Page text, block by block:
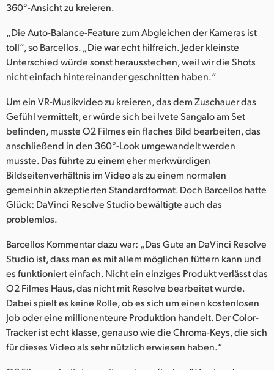
Spain
Sweden
Chinese Taipei
UAE
Ukraine
United Kingdom
United States
360°-Ansicht zu kreieren.
„Die Auto-Balance-Feature zum Abgleichen der Kameras ist
toll“, so Barcellos. „Die war echt hilfreich. Jeder kleinste
Unterschied würde sonst herausstechen, weil wir die Shots
nicht einfach hintereinander geschnitten haben.“
Um ein VR-Musikvideo zu kreieren, das dem Zuschauer das
Gefühl vermittelt, er würde sich bei Ivete Sangalo am Set
befinden, musste O2 Filmes ein flaches Bild bearbeiten, das
anschließend in den 360°-Look umgewandelt werden
musste. Das führte zu einem eher merkwürdigen
Bildseitenverhältnis im Video als zu einem normalen
gemeinhin akzeptierten Standardformat. Doch Barcellos hatte
Glück: DaVinci Resolve Studio bewältigte auch das
problemlos.
Barcellos Kommentar dazu war: „Das Gute an DaVinci Resolve
Studio ist, dass man es mit allem möglichen füttern kann und
es funktioniert einfach. Nicht ein einziges Produkt verlässt das
O2 Filmes Haus, das nicht mit Resolve bearbeitet wurde.
Dabei spielt es keine Rolle, ob es sich um einen kostenlosen
Job oder eine millionenteure Produktion handelt. Der Color-
Tracker ist echt klasse, genauso wie die Chroma-Keys, die sich
für dieses Video als sehr nützlich erwiesen haben.“